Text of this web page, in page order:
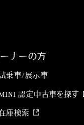
ナーの方
乗車/展示車
認定中古車を探す
庫検索